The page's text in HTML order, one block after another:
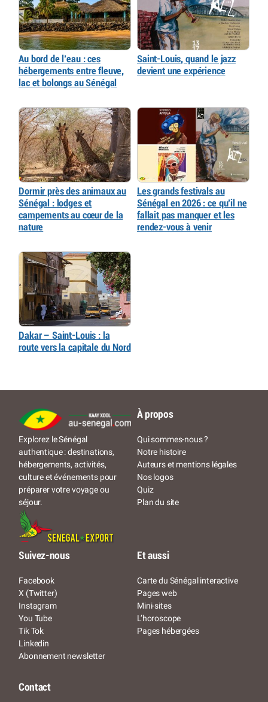
Au bord de l’eau : ces
hébergements entre fleuve,
lac et bolongs au Sénégal
Saint-Louis, quand le jazz
devient une expérience
Dormir près des animaux au
Sénégal : lodges et
campements au cœur de la
nature
Les grands festivals au
Sénégal en 2026 : ce qu’il ne
fallait pas manquer et les
rendez-vous à venir
Dakar – Saint-Louis : la
route vers la capitale du Nord
Explorez le Sénégal
authentique : destinations,
hébergements, activités,
culture et événements pour
préparer votre voyage ou
séjour.
À propos
Qui sommes-nous ?
Notre histoire
Auteurs et mentions légales
Nos logos
Quiz
Plan du site
Suivez-nous
Facebook
X (Twitter)
Instagram
You Tube
Tik Tok
Linkedin
Abonnement newsletter
Et aussi
Carte du Sénégal interactive
Pages web
Mini-sites
L’horoscope
Pages hébergées
Contact